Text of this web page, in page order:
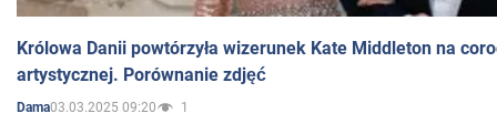
Królowa Danii powtórzyła wizerunek Kate Middleton na
artystycznej. Porównanie zdjęć
Dama03.03.2025 09:20 1